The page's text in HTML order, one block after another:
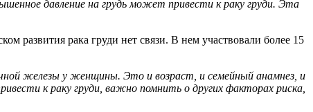
давление на грудь может привести к раку груди. Эта
развития рака груди нет связи. В нем участвовали более 15
железы у женщины. Это и возраст, и семейный анамнез, и
к раку груди, важно помнить о других факторах риска,